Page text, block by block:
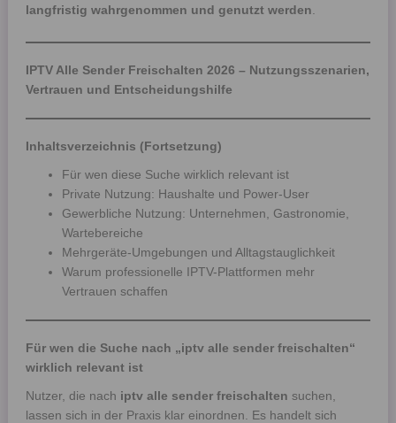
langfristig wahrgenommen und genutzt werden.
IPTV Alle Sender Freischalten 2026 – Nutzungsszenarien,
Vertrauen und Entscheidungshilfe
Inhaltsverzeichnis (Fortsetzung)
Für wen diese Suche wirklich relevant ist
Private Nutzung: Haushalte und Power-User
Gewerbliche Nutzung: Unternehmen, Gastronomie,
Wartebereiche
Mehrgeräte-Umgebungen und Alltagstauglichkeit
Warum professionelle IPTV-Plattformen mehr
Vertrauen schaffen
Für wen die Suche nach „iptv alle sender freischalten“
wirklich relevant ist
Nutzer, die nach iptv alle sender freischalten suchen,
lassen sich in der Praxis klar einordnen. Es handelt sich